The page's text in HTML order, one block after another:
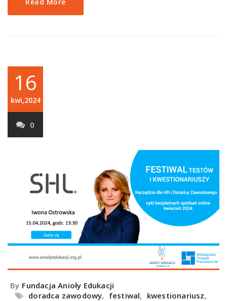
16
kwi,2024
0
By Fundacja Anioły Edukacji
doradca zawodowy, festiwal, kwestionariusz,